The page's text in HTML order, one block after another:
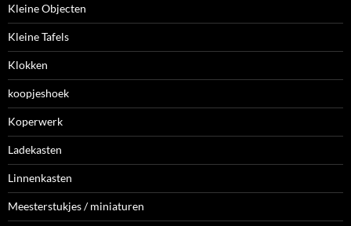
Kleine Objecten
Kleine Tafels
Klokken
koopjeshoek
Koperwerk
Ladekasten
Linnenkasten
Meesterstukjes / miniaturen